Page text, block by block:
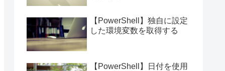
【PowerShell】独自に設定
した環境変数を取得する
【PowerShell】日付を使用